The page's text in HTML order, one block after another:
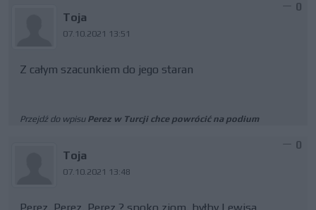
Toja
07.10.2021 13:51
0
Z całym szacunkiem do jego staran
Przejdź do wpisu Perez w Turcji chce powrócić na podium
Toja
07.10.2021 13:48
0